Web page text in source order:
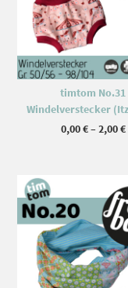
timtom No.31
Windelverstecker
0,00€–2,00€